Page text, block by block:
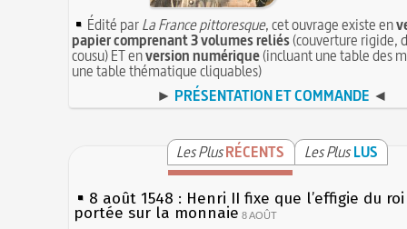
Édité parLa France pittoresque, cet ouvrage existe en
papier comprenant 3 volumes reliés(couverture rigide,
cousu) ET enversion numérique(incluant une table des
une table thématique cliquables)
► PRÉSENTATION ET COMMANDE ◄
Les PlusRÉCENTS Les Plus LUS
8 août 1548 : Henri II fixe que l’effigie du
portée sur la monnaie 8 AOÛT